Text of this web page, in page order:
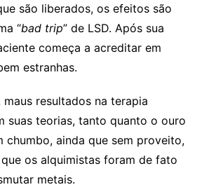
são liberados, os efeitos são
“bad trip” de LSD. Após sua
começa a acreditar em
estranhas.
maus resultados na terapia
suas teorias, tanto quanto o ouro
chumbo, ainda que sem proveito,
os alquimistas foram de fato
metais.